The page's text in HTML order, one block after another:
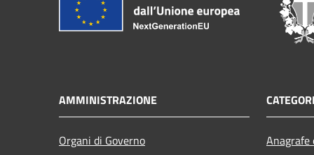
AMMINISTRAZIONE
Organi di Governo